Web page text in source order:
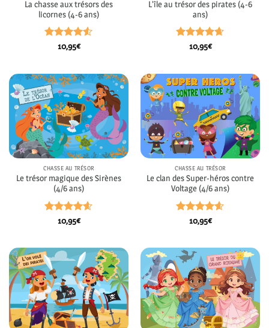
La chasse aux trésors des
licornes (4-6 ans)
Note4.52
10,95€
L’île au trésor des pirates (4-6
ans)
Note4.63
10,95€
CHASSE AU TRÉSOR
Le trésor magique des Sirènes
(4/6 ans)
Note4.57
10,95€
CHASSE AU TRÉSOR
Le clan des Super-héros contre
Voltage (4/6 ans)
Note4.58
10,95€